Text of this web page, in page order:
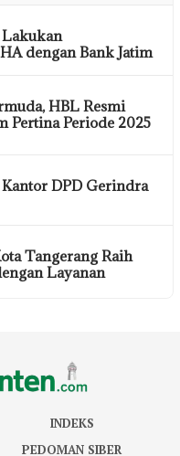
Lakukan
dengan Bank Jatim
HBL Resmi
Pertina Periode 2025
DPD Gerindra
Tangerang Raih
Layanan
INDEKS
PEDOMAN SIBER